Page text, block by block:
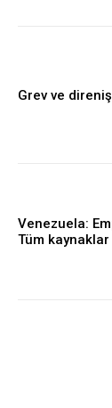
Grev ve
Venezuela:
Tüm